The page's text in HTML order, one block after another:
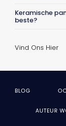
Keramische
beste?
Vind Ons Hier
BLOG
AUTEUR